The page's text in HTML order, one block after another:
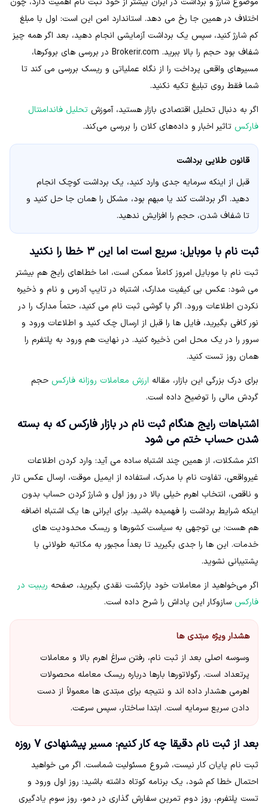
اختلاف در همین جا رخ می دهد. استاندارد امن این است: اول با مبلغ
کم شارژ کنید، سپس یک برداشت آزمایشی انجام دهید، بعد اگر همه چیز
شفاف بود حجم را بالا ببرید. Brokerir.com در بررسی های بروکرها،
مسیرهای واقعی پرداخت را از نگاه عملیاتی و ریسک بررسی می کند تا
شما فقط روی تبلیغ تکیه نکنید.
اگر به دنبال تحلیل اقتصادی بازار هستید، آموزش تحلیل فاندامنتال
فارکس تاثیر اخبار و داده‌های کلان را بررسی می‌کند.
قانون طلایی برداشت
قبل از اینکه سرمایه جدی وارد کنید، یک برداشت کوچک انجام
دهید. اگر برداشت کند یا مبهم بود، مشکل را همان جا حل کنید و
تا شفاف شدن، حجم را افزایش ندهید.
ثبت نام با موبایل: سریع است اما این ۳ خطا را نکنید
ثبت نام با موبایل امروز کاملاً ممکن است، اما خطاهای رایج هم بیشتر
می شود: عکس بی کیفیت مدارک، اشتباه در تایپ آدرس و نام و ذخیره
نکردن اطلاعات ورود. اگر با گوشی ثبت نام می کنید، حتماً مدارک را در
نور کافی بگیرید، فایل ها را قبل از ارسال چک کنید و اطلاعات ورود و
سرور را در یک محل امن ذخیره کنید. در نهایت هم ورود به پلتفرم را
همان روز تست کنید.
برای درک بزرگی این بازار، مقاله ارزش معاملات روزانه فارکس حجم
گردش مالی را توضیح داده است.
اشتباهات رایج هنگام ثبت نام در بازار فارکس که به بسته
شدن حساب ختم می شود
اکثر مشکلات، از همین چند اشتباه ساده می آید: وارد کردن اطلاعات
غیرواقعی، تفاوت نام با مدرک، استفاده از ایمیل موقت، ارسال عکس تار
و ناقص، انتخاب اهرم خیلی بالا در روز اول و شارژ کردن حساب بدون
اینکه شرایط برداشت را فهمیده باشید. برای ایرانی ها یک اشتباه اضافه
هم هست: بی توجهی به سیاست کشورها و ریسک محدودیت های
خدمات. این ها را جدی بگیرید تا بعداً مجبور به مکاتبه طولانی با
پشتیبانی نشوید.
اگر می‌خواهید از معاملات خود بازگشت نقدی بگیرید، صفحه ریبیت در
فارکس سازوکار این پاداش را شرح داده است.
هشدار ویژه مبتدی ها
وسوسه اصلی بعد از ثبت نام، رفتن سراغ اهرم بالا و معاملات
پرتعداد است. رگولاتورها بارها درباره ریسک معامله محصولات
اهرمی هشدار داده اند و نتیجه برای مبتدی ها معمولاً از دست
دادن سریع سرمایه است. ابتدا ساختار، سپس سرعت.
بعد از ثبت نام دقیقا چه کار کنیم: مسیر پیشنهادی ۷ روزه
ثبت نام پایان کار نیست، شروع مسئولیت شماست. اگر می خواهید
احتمال خطا کم شود، یک برنامه کوتاه داشته باشید: روز اول ورود و
تست پلتفرم، روز دوم تمرین سفارش گذاری در دمو، روز سوم یادگیری